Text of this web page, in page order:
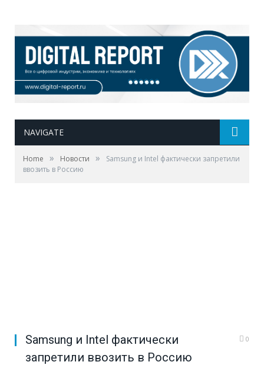
NAVIGATE
Home » Новости »
Samsung и Intel фактически запретили
ввозить в Россию
Samsung и Intel фактически
запретили ввозить в Россию
0